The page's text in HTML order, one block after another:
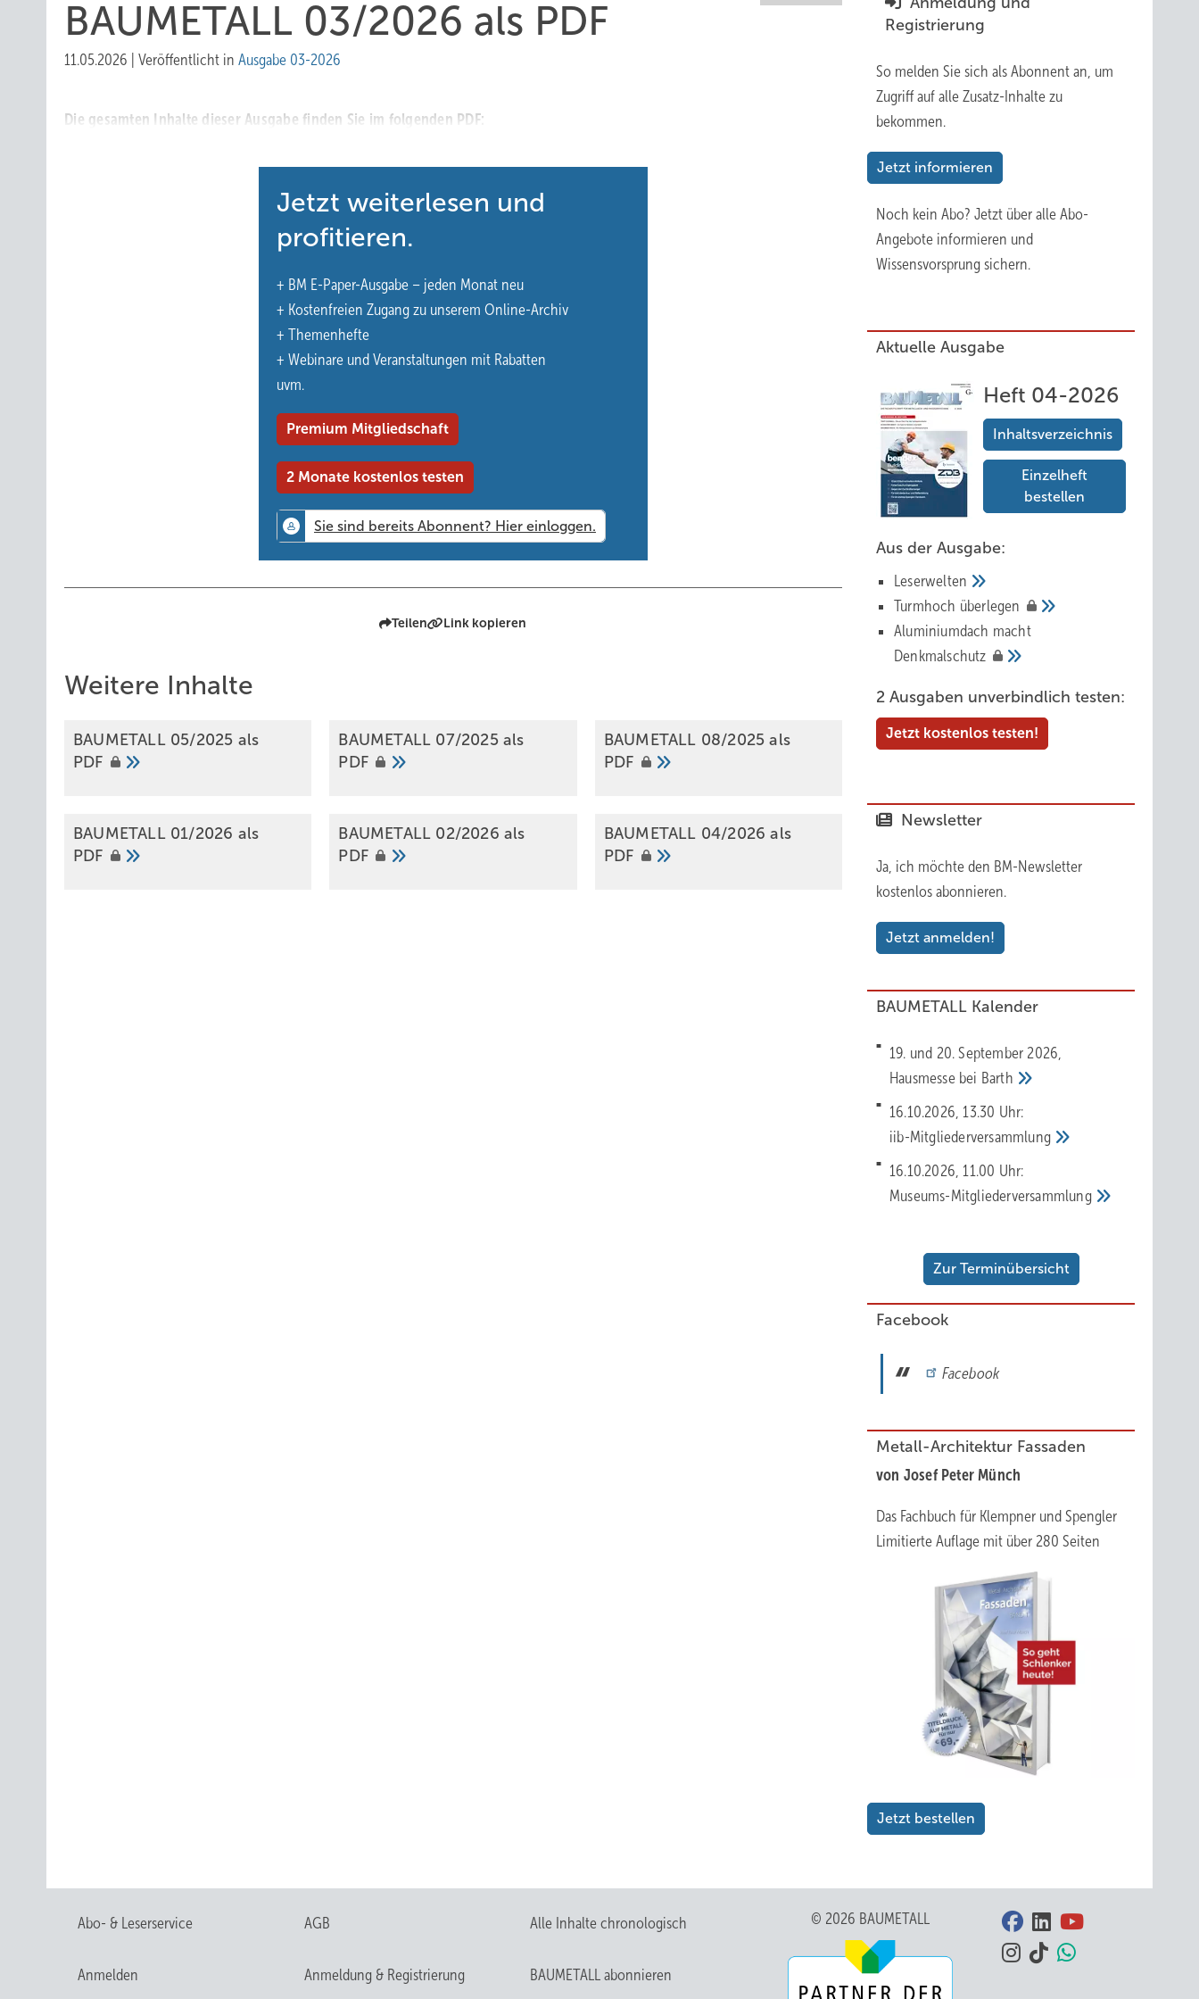
BAUMETALL 03/2026 als PDF
11.05.2026 Veröffentlicht in Ausgabe 03-2026
Die gesamten Inhalte dieser Ausgabe finden Sie im folgenden PDF:
Jetzt weiterlesen und
profitieren.
+ BM E-Paper-Ausgabe – jeden Monat neu
+ Kostenfreien Zugang zu unserem Online-Archiv
+ Themenhefte
+ Webinare und Veranstaltungen mit Rabatten
uvm.
Premium Mitgliedschaft
2 Monate kostenlos testen
Teilen Link kopieren
Weitere Inhalte
BAUMETALL 05/2025 als
PDF
BAUMETALL 07/2025 als
PDF
BAUMETALL 08/2025 als
PDF
BAUMETALL 01/2026 als
PDF
BAUMETALL 02/2026 als
PDF
BAUMETALL 04/2026 als
PDF
Registrierung
So melden Sie sich als Abonnent an, um
Zugriff auf alle Zusatz-Inhalte zu
bekommen.
Jetzt informieren
Noch kein Abo? Jetzt über alle Abo-
Angebote informieren und
Wissensvorsprung sichern.
Aktuelle Ausgabe
Heft 04-2026
Inhaltsverzeichnis
Einzelheft
bestellen
Aus der Ausgabe:
Leserwelten
Tur mhoch überlegen
Aluminiumdach macht
Denkmalschutz
2 Ausgaben unverbindlich testen:
Jetzt kostenlos testen!
Newsletter
Ja, ich möchte den BM-Newsletter
kostenlos abonnieren.
Jetzt anmelden!
BAUMETALL Kalender
19. und 20. September 2026,
Hausmesse bei Barth
16.10.2026, 13.30 Uhr:
iib-Mitgliederversammlung
16.10.2026, 11.00 Uhr:
Museums-Mitgliederversammlung
Zur Terminübersicht
Facebook
Facebook
Metall-Architektur Fassaden
von Josef Peter Münch
Das Fachbuch für Klempner und Spengler
Limitierte Auflage mit über 280 Seiten
Jetzt bestellen
Abo- & Leserservice AGB Alle Inhalte chronologisch
Anmelden Anmeldung & Registrierung BAUMETALL abonnieren
© 2026 BAUMETALL